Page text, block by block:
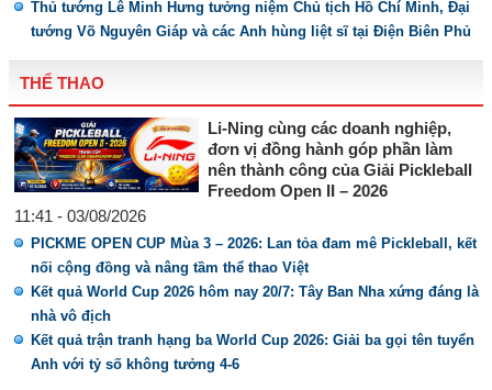
Thủ tướng Lê Minh Hưng tưởng niệm Chủ tịch Hồ Chí Minh, Đại
tướng Võ Nguyên Giáp và các Anh hùng liệt sĩ tại Điện Biên Phủ
THỂ THAO
Li-Ning cùng các doanh nghiệp,
đơn vị đồng hành góp phần làm
nên thành công của Giải Pickleball
Freedom Open II – 2026
11:41 - 03/08/2026
PICKME OPEN CUP Mùa 3 – 2026: Lan tỏa đam mê Pickleball, kết
nối cộng đồng và nâng tầm thể thao Việt
Kết quả World Cup 2026 hôm nay 20/7: Tây Ban Nha xứng đáng là
nhà vô địch
Kết quả trận tranh hạng ba World Cup 2026: Giải ba gọi tên tuyển
Anh với tỷ số không tưởng 4-6